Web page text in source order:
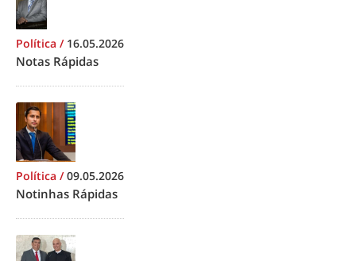
Política / 16.05.2026
Notas Rápidas
Política /09.05.2026
Notinhas Rápidas